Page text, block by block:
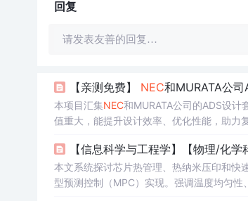
回复
请发表友善的回复…
【亲测免费】 NEC和MURATA公
本项目汇集NEC和MURATA公司的ADS设
值重大，能提升设计效率、优化性能，助力
【信息科学与工程学】【物理/化
本文系统探讨芯片热管理、热纳米压印和快
型预测控制（MPC）实现。强调温度均匀